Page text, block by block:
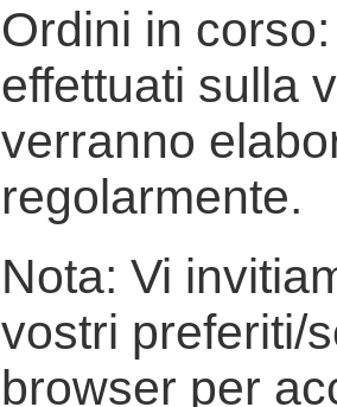
Ordini in
effettuati sulla
verranno
regolarmente.
Nota: Vi
vostri preferiti/
browser per